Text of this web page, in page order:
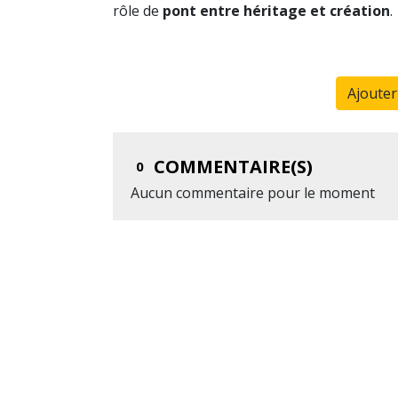
rôle de pont entre héritage et création.
0 COMMENTAIRE(S)
Aucun commentaire pour le moment